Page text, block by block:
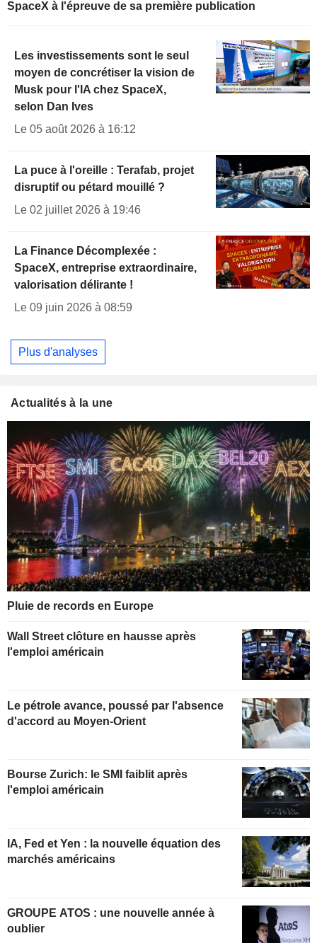
SpaceX à l'épreuve de sa première publication
Les investissements sont le seul
moyen de concrétiser la vision de
Musk pour l'IA chez SpaceX,
selon Dan Ives
Le 05 août 2026 à 16:12
La puce à l'oreille : Terafab, projet
disruptif ou pétard mouillé ?
Le 02 juillet 2026 à 19:46
La Finance Décomplexée :
SpaceX, entreprise extraordinaire,
valorisation délirante !
Le 09 juin 2026 à 08:59
Plus d'analyses
Actualités à la une
Pluie de records en Europe
Wall Street clôture en hausse après
l'emploi américain
Le pétrole avance, poussé par l'absence
d'accord au Moyen-Orient
Bourse Zurich: le SMI faiblit après
l'emploi américain
IA, Fed et Yen : la nouvelle équation des
marchés américains
GROUPE ATOS : une nouvelle année à
oublier